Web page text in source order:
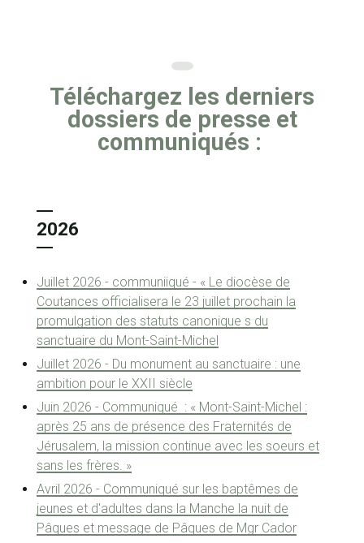
Téléchargez les derniers
dossiers de presse et
communiqués :
2026
Juillet 2026 - communiiqué - « Le diocèse de
Coutances officialisera le 23 juillet prochain la
promulgation des statuts canonique s du
sanctuaire du Mont-Saint-Michel
Juillet 2026 - Du monument au sanctuaire : une
ambition pour le XXII siècle
Juin 2026 - Communiqué : « Mont-Saint-Michel :
après 25 ans de présence des Fraternités de
Jérusalem, la mission continue avec les soeurs et
sans les frères. »
Avril 2026 - Communiqué sur les baptêmes de
jeunes et d'adultes dans la Manche la nuit de
Pâques et message de Pâques de Mgr Cador